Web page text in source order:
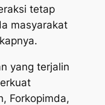
tetap
masyarakat
yang terjalin
Forkopimda,